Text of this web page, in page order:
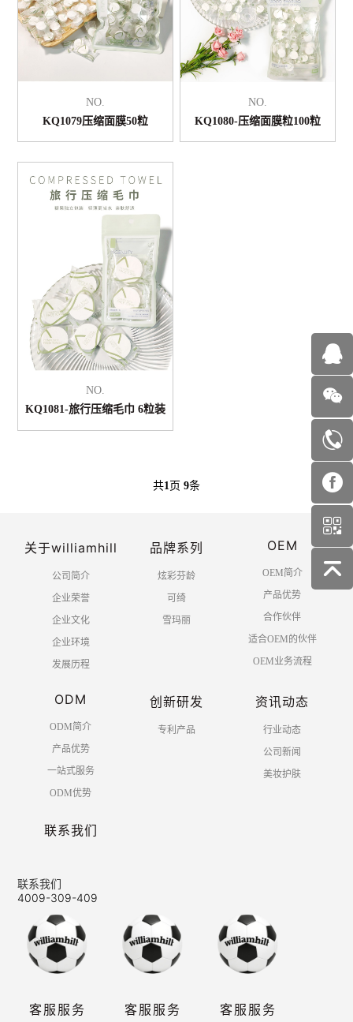
NO.
KQ1079压缩面膜50粒
NO.
KQ1080-压缩面膜粒100粒
NO.
KQ1081-旅行压缩毛巾 6粒装
共1页 9条
关于williamhill
公司简介
企业荣誉
企业文化
企业环境
发展历程
品牌系列
炫彩芬龄
可绮
雪玛丽
OEM
OEM简介
产品优势
合作伙伴
适合OEM的伙伴
OEM业务流程
ODM
ODM简介
产品优势
一站式服务
ODM优势
创新研发
专利产品
资讯动态
行业动态
公司新闻
美妆护肤
联系我们
联系我们
4009-309-409
客服服务 客服服务 客服服务